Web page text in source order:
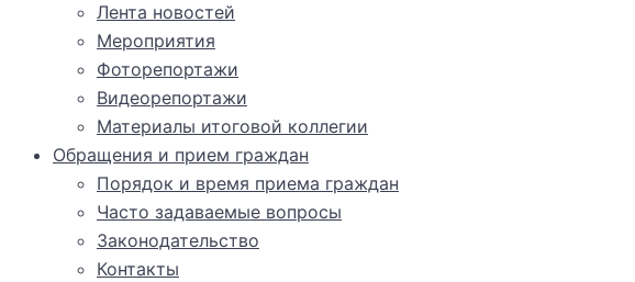
Лента новостей
Мероприятия
Фоторепортажи
Видеорепортажи
Материалы итоговой коллегии
Обращения и прием граждан
Порядок и время приема граждан
Часто задаваемые вопросы
Законодательство
Контакты